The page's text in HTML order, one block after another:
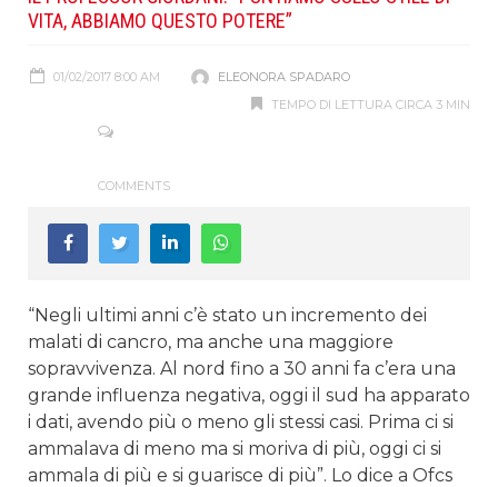
VITA, ABBIAMO QUESTO POTERE”
01/02/2017 8:00 AM
ELEONORA SPADARO
TEMPO DI LETTURA CIRCA 3 MIN
COMMENTS
“Negli ultimi anni c’è stato un incremento dei
malati di cancro, ma anche una maggiore
sopravvivenza. Al nord fino a 30 anni fa c’era una
grande influenza negativa, oggi il sud ha apparato
i dati, avendo più o meno gli stessi casi. Prima ci si
ammalava di meno ma si moriva di più, oggi ci si
ammala di più e si guarisce di più”. Lo dice a Ofcs